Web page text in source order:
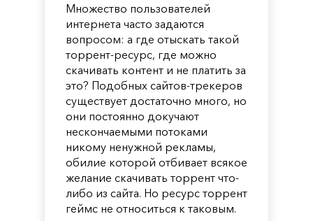
Множество пользователей
интернета часто задаются
вопросом: а где отыскать такой
торрент-ресурс, где можно
скачивать контент и не платить за
это? Подобных сайтов-трекеров
существует достаточно много, но
они постоянно докучают
нескончаемыми потоками
никому ненужной рекламы,
обилие которой отбивает всякое
желание скачивать торрент что-
либо из сайта. Но ресурс торрент
геймс не относиться к таковым.